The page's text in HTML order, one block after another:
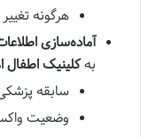
هرگونه
آماده‌سازی
بهکلینیک اطفال
سابقه
وضعیت